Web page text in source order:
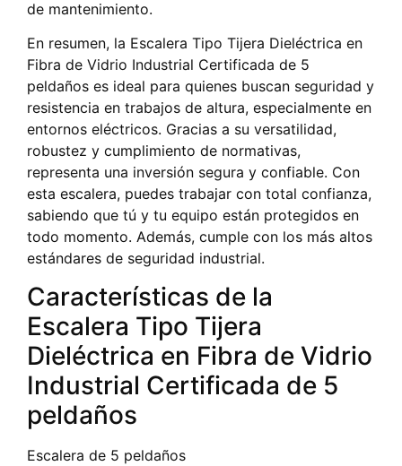
de mantenimiento.
En resumen, la Escalera Tipo Tijera Dieléctrica en
Fibra de Vidrio Industrial Certificada de 5
peldaños es ideal para quienes buscan seguridad y
resistencia en trabajos de altura, especialmente en
entornos eléctricos. Gracias a su versatilidad,
robustez y cumplimiento de normativas,
representa una inversión segura y confiable. Con
esta escalera, puedes trabajar con total confianza,
sabiendo que tú y tu equipo están protegidos en
todo momento. Además, cumple con los más altos
estándares de seguridad industrial.
Características de la
Escalera Tipo Tijera
Dieléctrica en Fibra de Vidrio
Industrial Certificada de 5
peldaños
Escalera de 5 peldaños